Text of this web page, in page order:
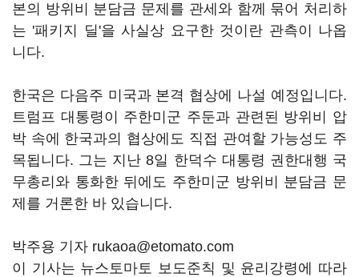
본의 방위비 분담금 문제를 관세와 함께 묶어 처리하
는 '패키지 딜'을 사실상 요구한 것이란 관측이 나옵
니다.
한국은 다음주 미국과 본격 협상에 나설 예정입니다.
트럼프 대통령이 주한미군 주둔과 관련된 방위비 압
박 속에 한국과의 협상에도 직접 관여할 가능성도 주
목됩니다. 그는 지난 8일 한덕수 대통령 권한대행 국
무총리와 통화한 뒤에도 주한미군 방위비 분담금 문
제를 거론한 바 있습니다.
박주용 기자 rukaoa@etomato.com
이 기사는 뉴스토마토 보도준칙 및 윤리강령에 따라